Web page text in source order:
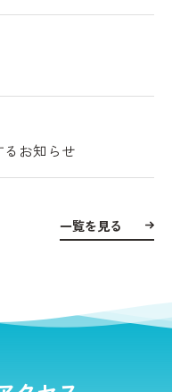
お知らせ
一覧を見る